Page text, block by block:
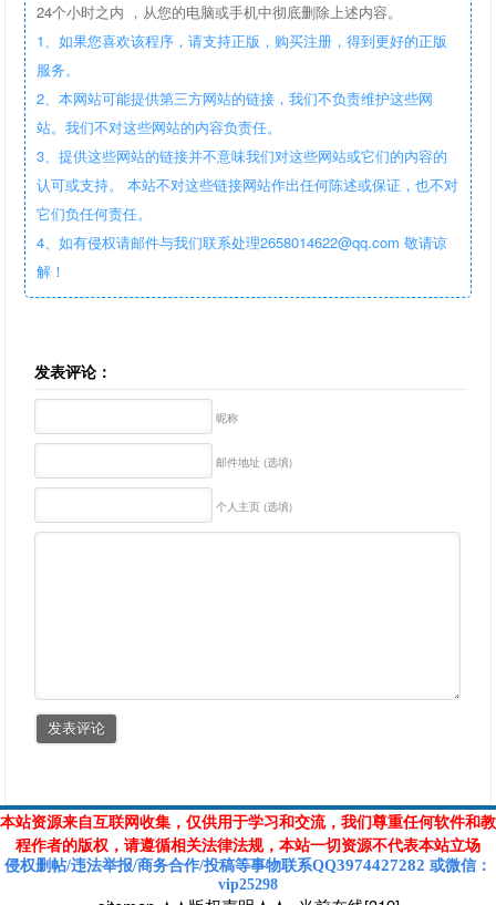
24个小时之内 ，从您的电脑或手机中彻底删除上述内容。
1、如果您喜欢该程序，请支持正版，购买注册，得到更好的正版
服务。
2、本网站可能提供第三方网站的链接，我们不负责维护这些网
站。我们不对这些网站的内容负责任。
3、提供这些网站的链接并不意味我们对这些网站或它们的内容的
认可或支持。 本站不对这些链接网站作出任何陈述或保证，也不对
它们负任何责任。
4、如有侵权请邮件与我们联系处理2658014622@qq.com 敬请谅
解！
发表评论：
昵称
邮件地址 (选填)
个人主页 (选填)
本站资源来自互联网收集，仅供用于学习和交流，我们尊重任何软件和教
程作者的版权，请遵循相关法律法规，本站一切资源不代表本站立场
侵权删帖/违法举报/商务合作/投稿等事物联系QQ3974427282 或微信 ：
vip25298